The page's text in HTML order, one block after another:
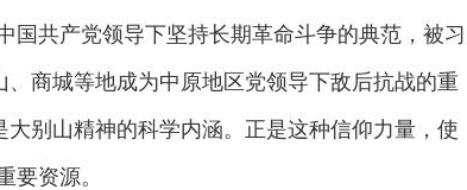
共产党领导下坚持长期革命斗争的典范，被习
商城等地成为中原地区党领导下敌后抗战的重
别山精神的科学内涵。正是这种信仰力量，使
要资源。